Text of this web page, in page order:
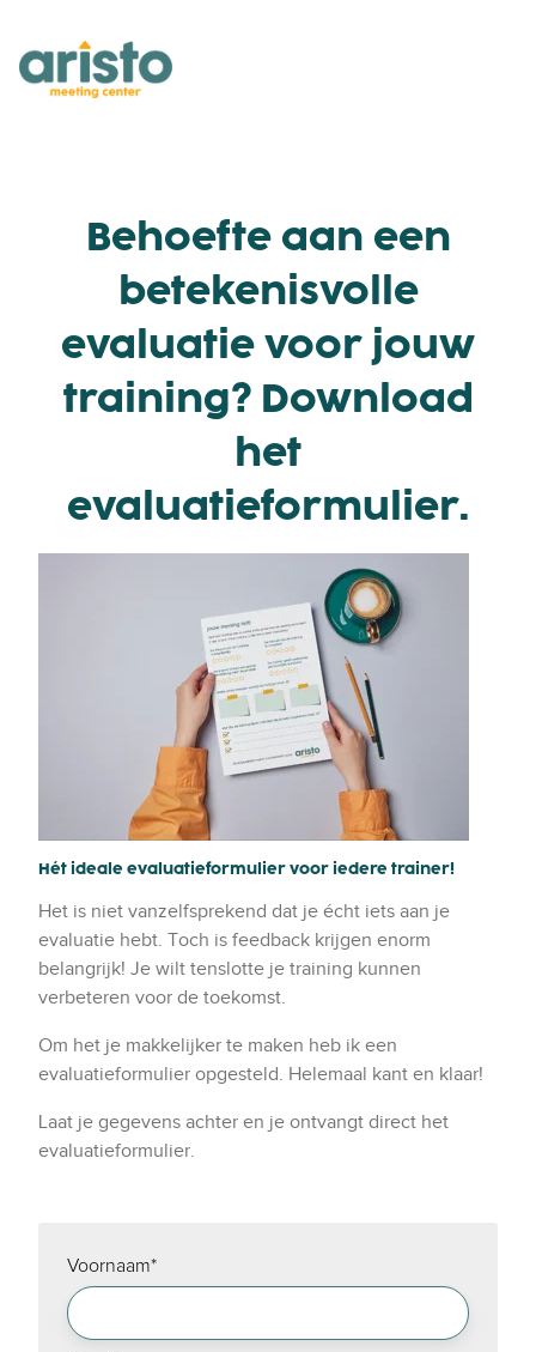
Behoefte aan een
betekenisvolle
evaluatie voor jouw
training? Download
het
evaluatieformulier.
Hét ideale evaluatieformulier voor iedere trainer!
Het is niet vanzelfsprekend dat je écht iets aan je
evaluatie hebt. Toch is feedback krijgen enorm
belangrijk! Je wilt tenslotte je training kunnen
verbeteren voor de toekomst.
Om het je makkelijker te maken heb ik een
evaluatieformulier opgesteld. Helemaal kant en klaar!
Laat je gegevens achter en je ontvangt direct het
evaluatieformulier.
Voornaam*